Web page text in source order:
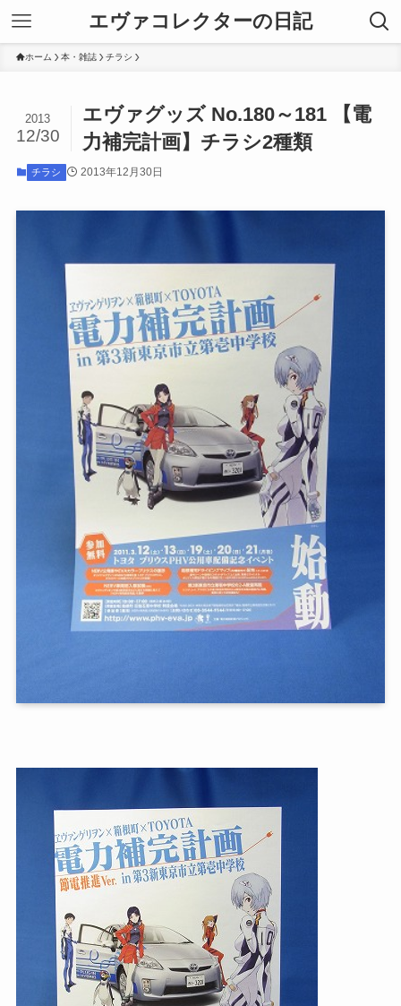
エヴァコレクターの日記
ホーム 本・雑誌 チラシ
エヴァグッズ No.180～181 【電
力補完計画】チラシ2種類
2013
12/30
チラシ 2013年12月30日